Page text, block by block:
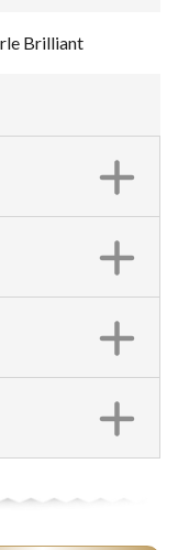
Brilliant